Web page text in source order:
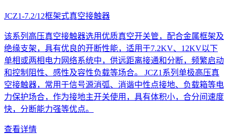
JCZ1-7.2/12框架式真空接触器
该系列高压真空接触器选用优质真空开关管，配合金属框架及
绝缘支架，具有优良的开断性能，适用于7.2KV、12KV以下
单相或两相电力网络系统中，供远距离接通和分断，频繁启动
和控制阻性、感性及容性负载等场合。 JCZ1系列单极高压真
空接触器，常用于信号源消弧、消谐中性点接地、负载箱等电
力保护场合，作为接地主开关使用，具有体积小，合分间速度
快，分断能力强等优点。
查看详情